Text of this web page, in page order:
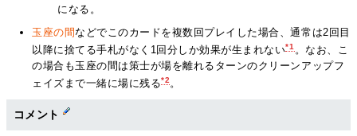
になる。
玉座の間などでこのカードを複数回プレイした場合、通常は2回目
以降に捨てる手札がなく1回分しか効果が生まれない*1 。なお、こ
の場合も玉座の間は策士が場を離れるターンのクリーンアップフ
ェイズまで一緒に場に残る*2。
コメント